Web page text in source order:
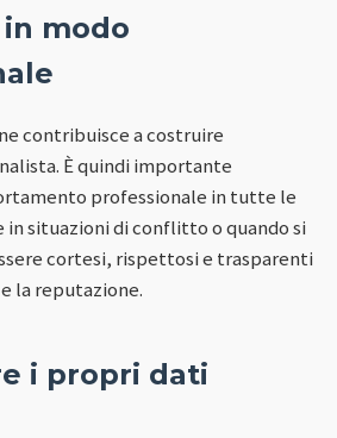
modo
contribuisce a costruire
È quindi importante
professionale in tutte le
in situazioni di conflitto o quando si
cortesi, rispettosi e trasparenti
la reputazione.
i propri dati